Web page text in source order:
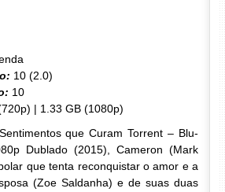
10 (2.0)
10
| 1.33 GB (1080p)
que Curam Torrent – Blu-
Dublado (2015), Cameron (Mark
que tenta reconquistar o amor e a
(Zoe Saldanha) e de suas duas